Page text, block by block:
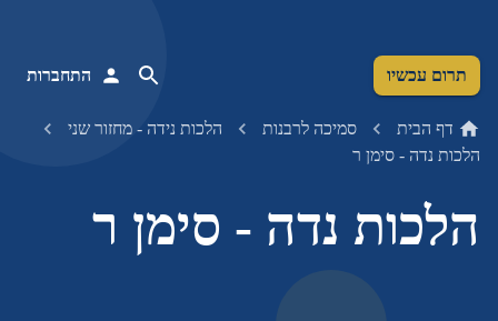
תרום עכשיו התחברות
דף הבית סמיכה לרבנות
הלכות נידה - מחזור שני
הלכות נדה - סימן ר
הלכות נדה - סימן ר